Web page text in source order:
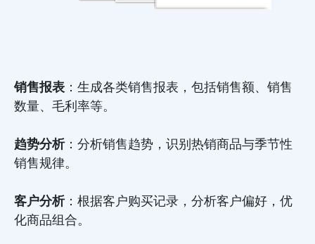
销售报表 ：生成各类销售报表，包括销售额、销售
数量、毛利率等。
趋势分析：分析销售趋势，识别热销商品与季节性
销售规律。
客户分析：根据客户购买记录，分析客户偏好，优
化商品组合。